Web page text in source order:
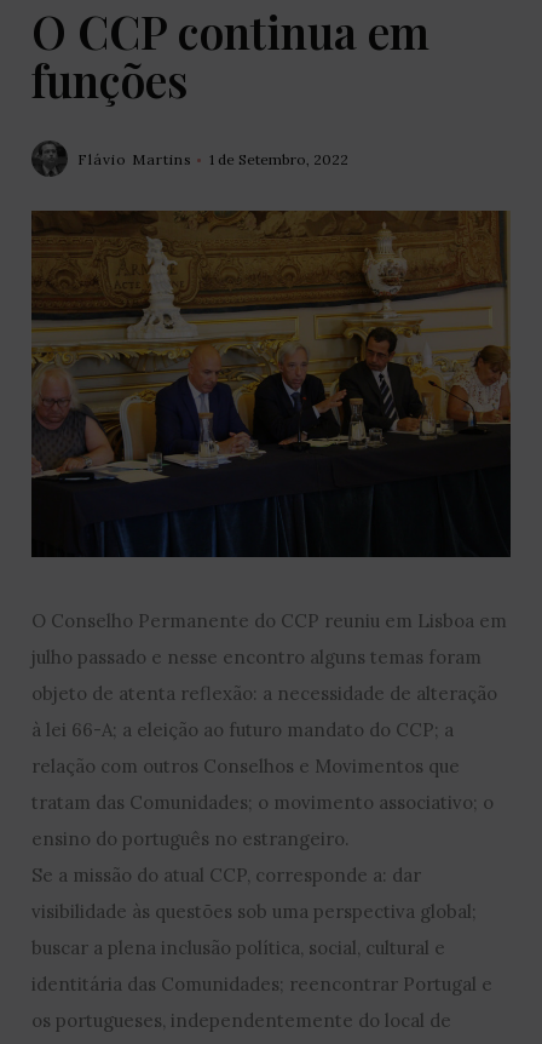
O CCP continua em
funções
Flávio Martins 1 de Setembro, 2022
O Conselho Permanente do CCP reuniu em Lisboa em
julho passado e nesse encontro alguns temas foram
objeto de atenta reflexão: a necessidade de alteração
à lei 66-A; a eleição ao futuro mandato do CCP; a
relação com outros Conselhos e Movimentos que
tratam das Comunidades; o movimento associativo; o
ensino do português no estrangeiro.
Se a missão do atual CCP, corresponde a: dar
visibilidade às questões sob uma perspectiva global;
buscar a plena inclusão política, social, cultural e
identitária das Comunidades; reencontrar Portugal e
os portugueses, independentemente do local de